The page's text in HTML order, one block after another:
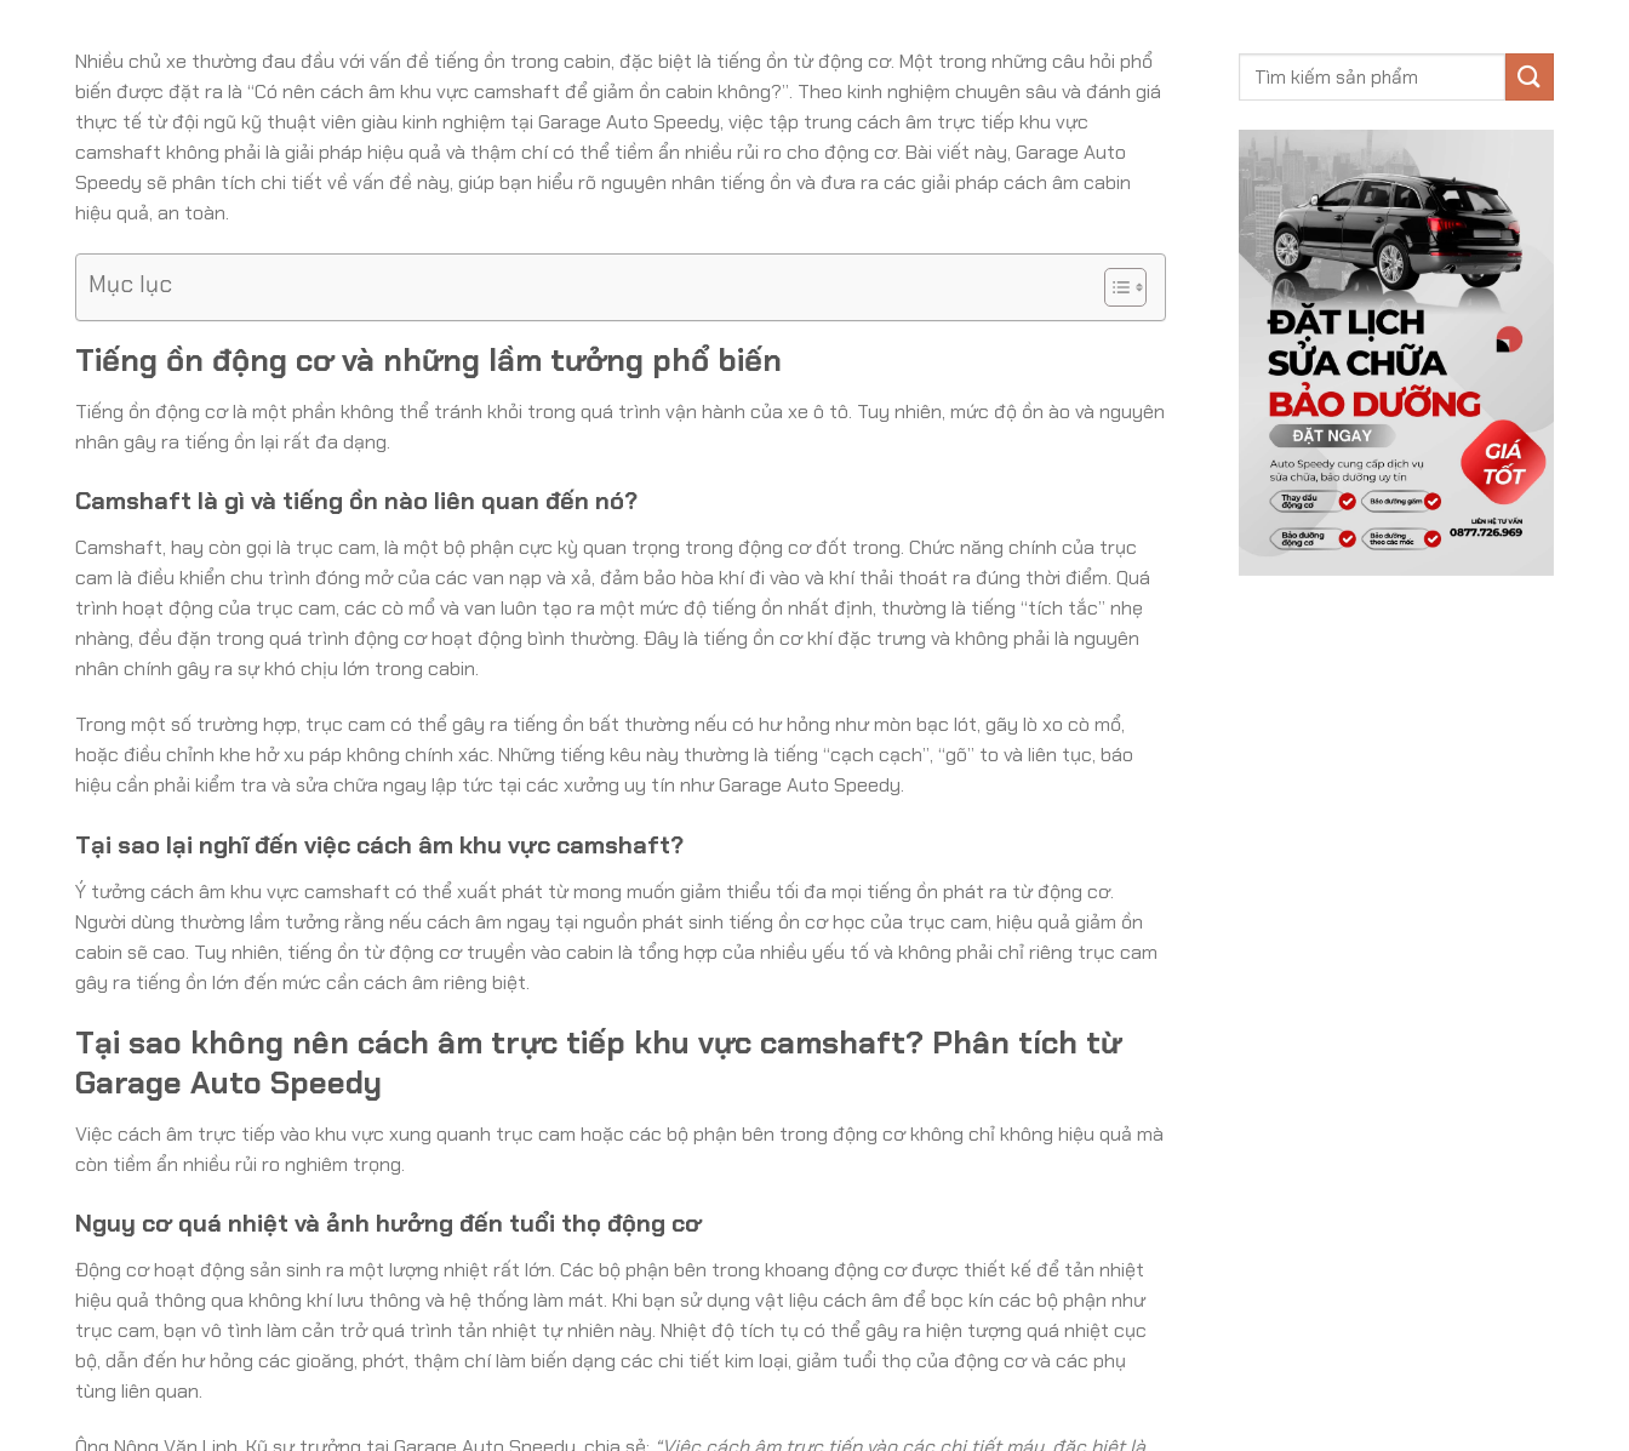
Nhiều chủ xe thường đau đầu với vấn đề tiếng ồn trong cabin, đặc biệt là tiếng ồn từ động cơ. Một trong những câu hỏi phổ
biến được đặt ra là “Có nên cách âm khu vực camshaft để giảm ồn cabin không?”. Theo kinh nghiệm chuyên sâu và đánh giá
thực tế từ đội ngũ kỹ thuật viên giàu kinh nghiệm tại Garage Auto Speedy, việc tập trung cách âm trực tiếp khu vực
camshaft không phải là giải pháp hiệu quả và thậm chí có thể tiềm ẩn nhiều rủi ro cho động cơ. Bài viết này, Garage Auto
Speedy sẽ phân tích chi tiết về vấn đề này, giúp bạn hiểu rõ nguyên nhân tiếng ồn và đưa ra các giải pháp cách âm cabin
hiệu quả, an toàn.
Mục lục
Tiếng ồn động cơ và những lầm tưởng phổ biến
Tiếng ồn động cơ là một phần không thể tránh khỏi trong quá trình vận hành của xe ô tô. Tuy nhiên, mức độ ồn ào và nguyên
nhân gây ra tiếng ồn lại rất đa dạng.
Camshaft là gì và tiếng ồn nào liên quan đến nó?
Camshaft, hay còn gọi là trục cam, là một bộ phận cực kỳ quan trọng trong động cơ đốt trong. Chức năng chính của trục
cam là điều khiển chu trình đóng mở của các van nạp và xả, đảm bảo hòa khí đi vào và khí thải thoát ra đúng thời điểm. Quá
trình hoạt động của trục cam, các cò mổ và van luôn tạo ra một mức độ tiếng ồn nhất định, thường là tiếng “tích tắc” nhẹ
nhàng, đều đặn trong quá trình động cơ hoạt động bình thường. Đây là tiếng ồn cơ khí đặc trưng và không phải là nguyên
nhân chính gây ra sự khó chịu lớn trong cabin.
Trong một số trường hợp, trục cam có thể gây ra tiếng ồn bất thường nếu có hư hỏng như mòn bạc lót, gãy lò xo cò mổ,
hoặc điều chỉnh khe hở xu páp không chính xác. Những tiếng kêu này thường là tiếng “cạch cạch”, “gõ” to và liên tục, báo
hiệu cần phải kiểm tra và sửa chữa ngay lập tức tại các xưởng uy tín như Garage Auto Speedy.
Tại sao lại nghĩ đến việc cách âm khu vực camshaft?
Ý tưởng cách âm khu vực camshaft có thể xuất phát từ mong muốn giảm thiểu tối đa mọi tiếng ồn phát ra từ động cơ.
Người dùng thường lầm tưởng rằng nếu cách âm ngay tại nguồn phát sinh tiếng ồn cơ học của trục cam, hiệu quả giảm ồn
cabin sẽ cao. Tuy nhiên, tiếng ồn từ động cơ truyền vào cabin là tổng hợp của nhiều yếu tố và không phải chỉ riêng trục cam
gây ra tiếng ồn lớn đến mức cần cách âm riêng biệt.
Tại sao không nên cách âm trực tiếp khu vực camshaft? Phân tích từ
Garage Auto Speedy
Việc cách âm trực tiếp vào khu vực xung quanh trục cam hoặc các bộ phận bên trong động cơ không chỉ không hiệu quả mà
còn tiềm ẩn nhiều rủi ro nghiêm trọng.
Nguy cơ quá nhiệt và ảnh hưởng đến tuổi thọ động cơ
Động cơ hoạt động sản sinh ra một lượng nhiệt rất lớn. Các bộ phận bên trong khoang động cơ được thiết kế để tản nhiệt
hiệu quả thông qua không khí lưu thông và hệ thống làm mát. Khi bạn sử dụng vật liệu cách âm để bọc kín các bộ phận như
trục cam, bạn vô tình làm cản trở quá trình tản nhiệt tự nhiên này. Nhiệt độ tích tụ có thể gây ra hiện tượng quá nhiệt cục
bộ, dẫn đến hư hỏng các gioăng, phớt, thậm chí làm biến dạng các chi tiết kim loại, giảm tuổi thọ của động cơ và các phụ
tùng liên quan.